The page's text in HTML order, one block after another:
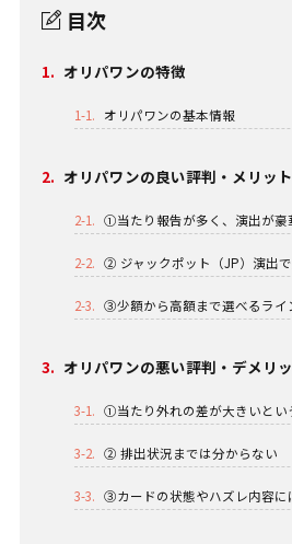
目次
1. オリパワンの特徴
1-1. オリパワンの基本情報
2. オリパワンの良い評判・メリット
2-1. ①当たり報告が多く、演出が豪
2-2. ② ジャックポット（JP）演出
2-3. ③少額から高額まで選べるライ
3. オリパワンの悪い評判・デメリ
3-1. ①当たり外れの差が大きいとい
3-2. ② 排出状況までは分からない
3-3. ③カードの状態やハズレ内容に